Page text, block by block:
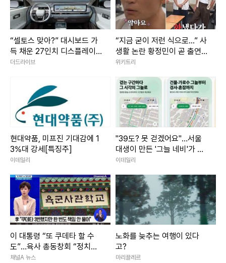
“셀토스 맞아?” 대시보드 가
득 채운 27인치 디스플레이
에 ‘시선 집중’
더드라이브
“지금 굳이 저런 식으로...” 사
생활 논란 황정민이 곧 출연
할 예능 예고편 논란
위키트리
현대약품, 미프진 기대감에 1
3%대 강세[특징주]
이데일리
"39도? 못 걷겠어요"…서울
대생이 만든 '그늘 네비'가 살
렸다
이데일리
이 대통령 “또 쿠데타 할 수
도”…육사 총동창회 “정치적
보복”
채널A 뉴스
노화를 늦추는 여행이 있다
고?
마리끌레르